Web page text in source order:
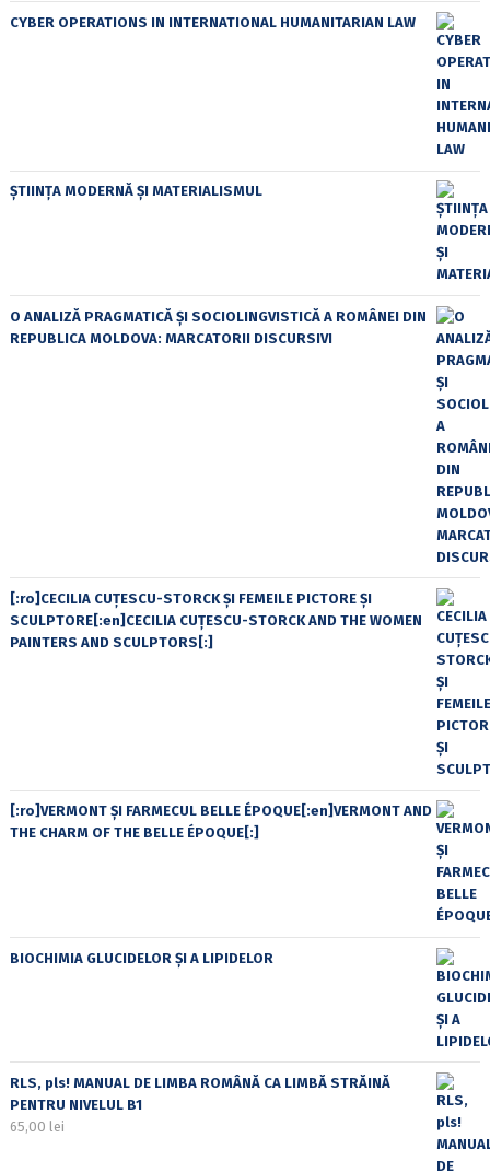
CYBER OPERATIONS IN INTERNATIONAL HUMANITARIAN LAW
ȘTIINȚA MODERNĂ ȘI MATERIALISMUL
O ANALIZĂ PRAGMATICĂ ȘI SOCIOLINGVISTICĂ A ROMÂNEI DIN
REPUBLICA MOLDOVA: MARCATORII DISCURSIVI
[:ro]CECILIA CUŢESCU-STORCK ŞI FEMEILE PICTORE ŞI
SCULPTORE[:en]CECILIA CUŢESCU-STORCK AND THE WOMEN
PAINTERS AND SCULPTORS[:]
[:ro]VERMONT ȘI FARMECUL BELLE ÉPOQUE[:en]VERMONT AND
THE CHARM OF THE BELLE ÉPOQUE[:]
BIOCHIMIA GLUCIDELOR ȘI A LIPIDELOR
RLS, pls! MANUAL DE LIMBA ROMÂNĂ CA LIMBĂ STRĂINĂ
PENTRU NIVELUL B1
65,00 lei